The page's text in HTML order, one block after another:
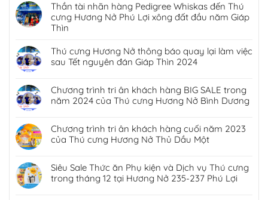
Thần tài nhãn hàng Pedigree Whiskas đến Thú
cưng Hương Nở Phú Lợi xông đất đầu năm Giáp
Thìn
Thú cưng Hương Nở thông báo quay lại làm việc
sau Tết nguyên đán Giáp Thìn 2024
Chương trình tri ân khách hàng BIG SALE trong
năm 2024 của Thú cưng Hương Nở Bình Dương
Chương trình tri ân khách hàng cuối năm 2023
của Thú cưng Hương Nở Thủ Dầu Một
Siêu Sale Thức ăn Phụ kiện và Dịch vụ Thú cưng
trong tháng 12 tại Hương Nở 235-237 Phú Lợi